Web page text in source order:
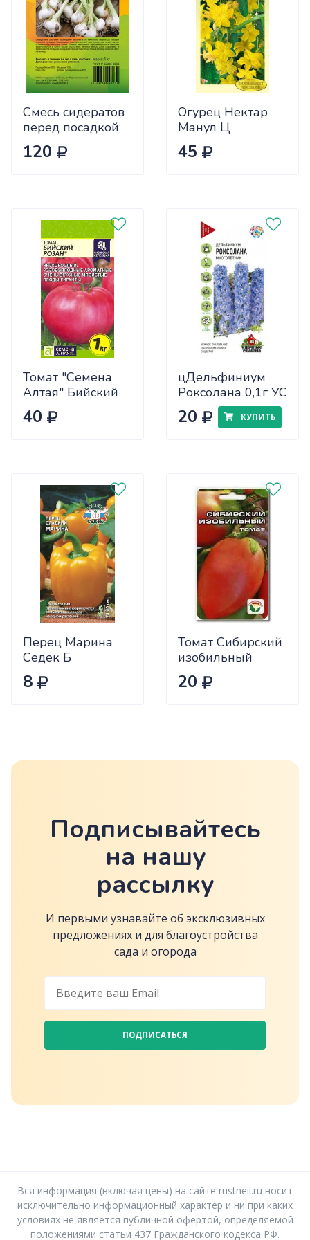
Смесь сидератов
перед посадкой
чеснока 0,5кг
САДОВИТА
120
Огурец Нектар
Манул Ц
45
Томат "Семена
Алтая" Бийский
Розан 0,05
40
цДельфиниум
Роксолана 0,1г УС
20 КУПИТЬ
Перец Марина
Седек Б
8
Томат Сибирский
изобильный
Сиб.сад Ц
20
Подписывайтесь
на нашу
рассылку
И первыми узнавайте об эксклюзивных
предложениях и для благоустройства
сада и огорода
ПОДПИСАТЬСЯ
Вся информация (включая цены) на сайте rustneil.ru носит
исключительно информационный характер и ни при каких
условиях не является публичной офертой, определяемой
положениями статьи 437 Гражданского кодекса РФ.